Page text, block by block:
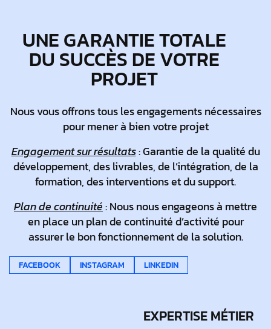
UNE GARANTIE TOTALE
DU SUCCÈS DE VOTRE
PROJET
Nous vous offrons tous les engagements nécessaires
pour mener à bien votre projet
Engagement sur résultats:Garantie de la qualité du
développement, des livrables, de l’intégration, de la
formation, des interventions et du support.
Plan de continuité:Nous nous engageons à mettre
en place un plan de continuité d’activité pour
assurer le bon fonctionnement de la solution.
FACEBOOK INSTAGRAM LINKEDIN
EXPERTISE MÉTIER